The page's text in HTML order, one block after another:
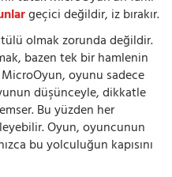
geçici değildir, iz bırakır.
olmak zorunda değildir.
bazen tek bir hamlenin
oyunu sadece
düşünceyle, dikkatle
Bu yüzden her
Oyun, oyuncunun
bu yolculuğun kapısını